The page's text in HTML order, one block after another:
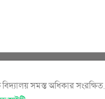
সমস্ত অধিকার সংরক্ষিত.